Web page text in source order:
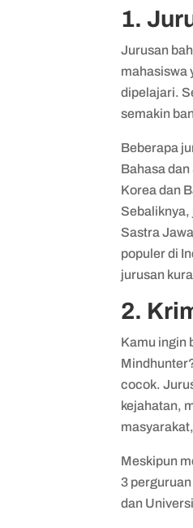
1.
Jurusan
mahasiswa
dipelajari.
semakin
Beberapa
Bahasa
Korea dan
Sebaliknya,
Sastra
populer di
jurusan
2.
Kamu ingin
cocok.
kejahatan,
Meskipun
3
dan